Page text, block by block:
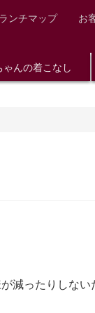
ランチマップ お
ゃんの着こなし
減ったりしな